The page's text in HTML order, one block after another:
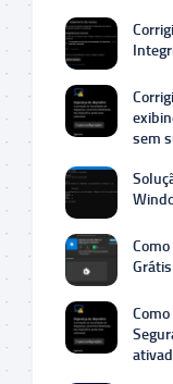
sem